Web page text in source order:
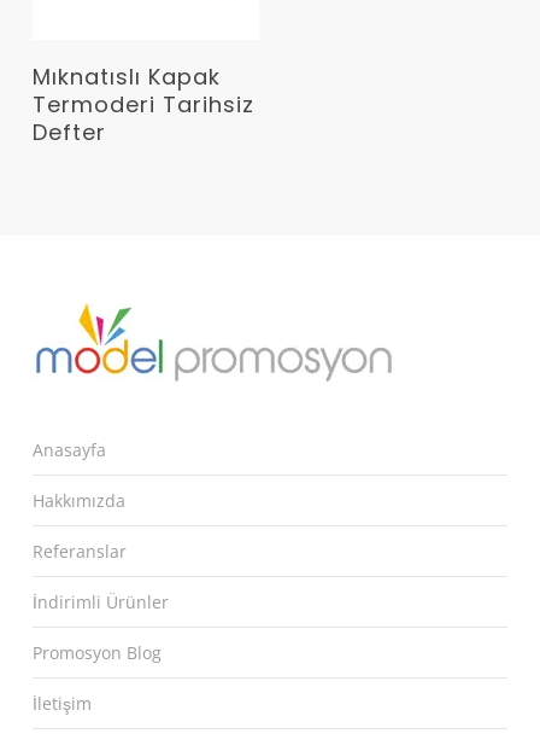
Devamını Oku
Mıknatıslı Kapak
Termoderi Tarihsiz
Defter
Anasayfa
Hakkımızda
Referanslar
İndirimli Ürünler
Promosyon Blog
İletişim